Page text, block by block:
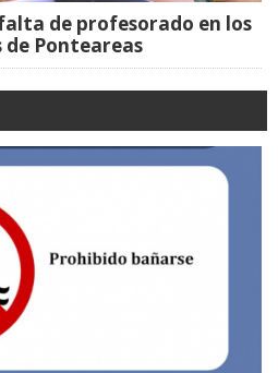
de profesorado en los
de Ponteareas